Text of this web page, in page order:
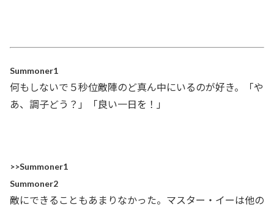
Summoner1
何もしないで５秒位敵陣のど真ん中にいるのが好き。「や
あ、調子どう？」「良い一日を！」
>>Summoner1
Summoner2
敵にできることもあまりなかった。マスター・イーは他の